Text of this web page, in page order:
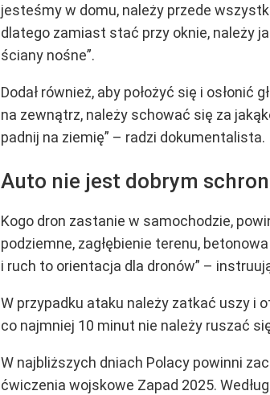
jesteśmy w domu, należy przede
dlatego zamiast stać przy oknie, należy
ściany nośne”.
Dodał również, aby położyć się i
na zewnątrz, należy schować się za
padnij na ziemię” – radzi dokumentalista.
Auto nie jest dobrym
Kogo dron zastanie w samochodzie,
podziemne, zagłębienie terenu,
i ruch to orientacja dla dronów” –
W przypadku ataku należy zatkać uszy i
co najmniej 10 minut nie należy ruszać
W najbliższych dniach Polacy powinni
ćwiczenia wojskowe Zapad 2025.